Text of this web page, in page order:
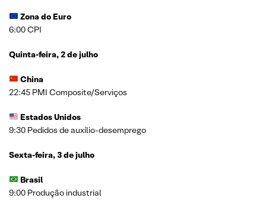
Zona do Euro
6:00 CPI
Quinta-feira, 2 de julho
China
22:45 PMI Composite/Serviços
Estados Unidos
9:30 Pedidos de auxílio-desemprego
Sexta-feira, 3 de julho
Brasil
9:00 Produção industrial